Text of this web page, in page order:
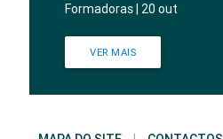
Formadoras | 20 out
VER MAIS